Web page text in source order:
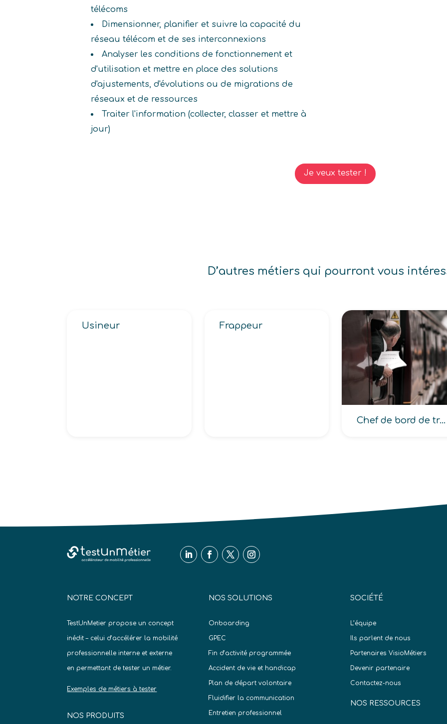
télécoms
Dimensionner, planifier et suivre la capacité du
réseau télécom et de ses interconnexions
Analyser les conditions de fonctionnement et
d'utilisation et mettre en place des solutions
d'ajustements, d'évolutions ou de migrations de
réseaux et de ressources
Traiter l'information (collecter, classer et mettre à
jour)
Je veux tester !
D’autres métiers qui pourront vous
Usineur Frappeur
Chef de bord de train
NOTRE CONCEPT
TestUnMetier propose un concept
inédit – celui d’accélérer la mobilité
professionnelle interne et externe
en permettant de tester un métier.
Exemples de métiers à tester
NOS PRODUITS
NOS SOLUTIONS
Onboarding
GPEC
Fin d’activité programmée
Accident de vie et handicap
Plan de départ volontaire
Fluidifier la communication
Entretien professionnel
SOCIÉTÉ
L’équipe
Ils parlent de nous
Partenaires VisioMétiers
Devenir partenaire
Contactez-nous
NOS RESSOURCES